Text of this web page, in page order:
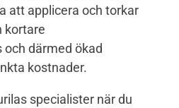
att applicera och torkar
kortare
och därmed ökad
kostnader.
specialister när du